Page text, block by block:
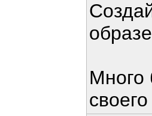
Много